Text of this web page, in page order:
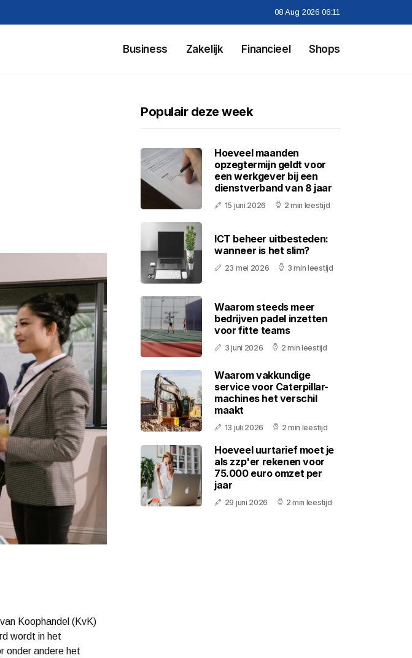
08 Aug 2026 06:11
Business Zakelijk Financieel Shops
Koophandel (KvK)
wordt in het
onder andere het
Populair deze week
Hoeveel maanden
opzegtermijn geldt voor
een werkgever bij een
dienstverband van 8 jaar
15 juni 2026 2 min leestijd
ICT beheer uitbesteden:
wanneer is het slim?
23 mei 2026 3 min leestijd
Waarom steeds meer
bedrijven padel inzetten
voor fitte teams
3 juni 2026 2 min leestijd
Waarom vakkundige
service voor Caterpillar-
machines het verschil
maakt
13 juli 2026 2 min leestijd
Hoeveel uurtarief moet je
als zzp'er rekenen voor
75.000 euro omzet per
jaar
29 juni 2026 2 min leestijd